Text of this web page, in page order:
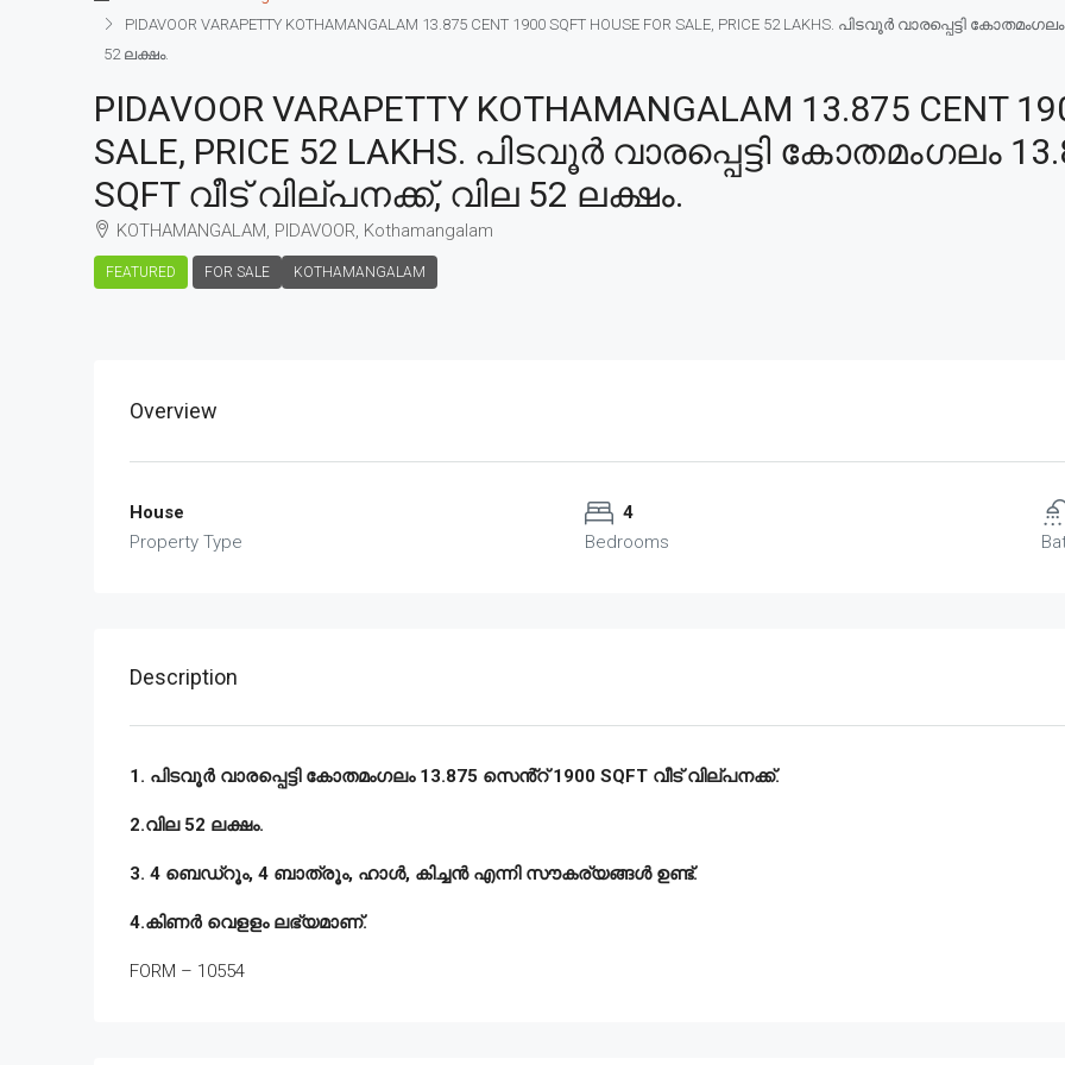
PIDAVOOR VARAPETTY KOTHAMANGALAM 13.875 CENT 1900 SQFT HOUSE FOR SALE, PRICE 52 LAKHS. പിടവൂർ വാരപ്പെട്ടി
52 ലക്ഷം.
PIDAVOOR VARAPETTY KOTHAMANGALAM 13.875 CENT
SALE, PRICE 52 LAKHS. പിടവൂർ വാരപ്പെട്ടി കോതമംഗലം
SQFT വീട് വില്പനക്ക്, വില 52 ലക്ഷം.
KOTHAMANGALAM, PIDAVOOR, Kothamangalam
FEATURED FOR SALE KOTHAMANGALAM
Overview
House
Property Type
4
Bedrooms
Description
1. പിടവൂർ വാരപ്പെട്ടി കോതമംഗലം 13.875 സെൻ്റ് 1900 SQFT വീട് വില്പനക്ക്.
2.വില 52 ലക്ഷം.
3. 4 ബെഡ്‌റൂം, 4 ബാത്രൂം, ഹാൾ, കിച്ചൻ എന്നി സൗകര്യങ്ങൾ ഉണ്ട്.
4.കിണർ വെളളം ലഭ്യമാണ്.
FORM – 10554